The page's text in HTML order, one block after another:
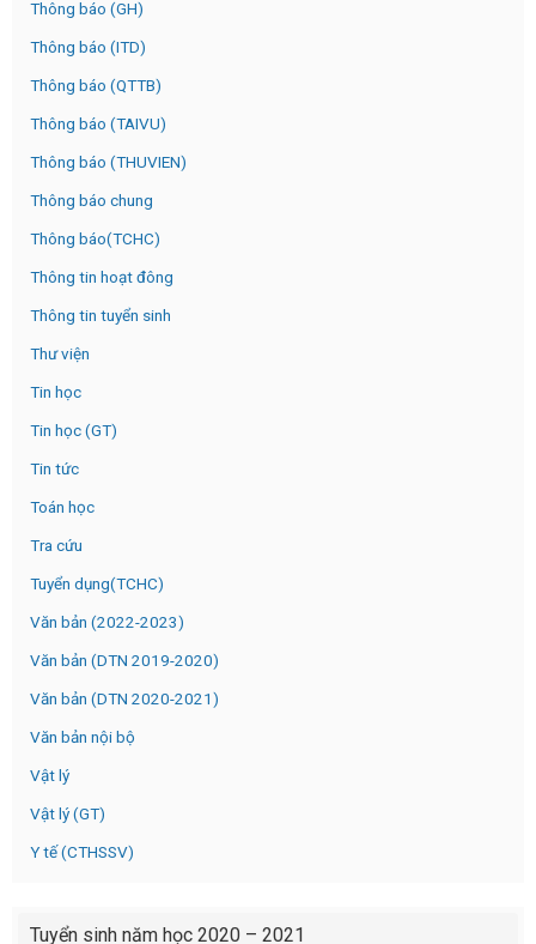
Thông báo (GH)
Thông báo (ITD)
Thông báo (QTTB)
Thông báo (TAIVU)
Thông báo (THUVIEN)
Thông báo chung
Thông báo(TCHC)
Thông tin hoạt đông
Thông tin tuyển sinh
Thư viện
Tin học
Tin học (GT)
Tin tức
Toán học
Tra cứu
Tuyển dụng(TCHC)
Văn bản (2022-2023)
Văn bản (DTN 2019-2020)
Văn bản (DTN 2020-2021)
Văn bản nội bộ
Vật lý
Vật lý (GT)
Y tế (CTHSSV)
Tuyển sinh năm học 2020 – 2021